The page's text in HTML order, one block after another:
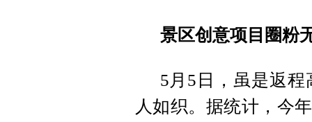
景区创意项目圈粉
5月5日，虽是返
人如织。据统计，今